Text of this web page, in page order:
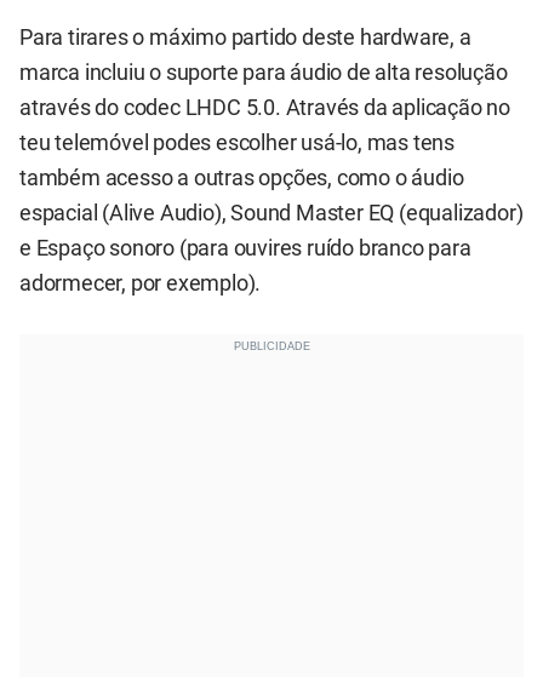
Para tirares o máximo partido deste hardware, a
marca incluiu o suporte para áudio de alta resolução
através do codec LHDC 5.0. Através da aplicação no
teu telemóvel podes escolher usá-lo, mas tens
também acesso a outras opções, como o áudio
espacial (Alive Audio), Sound Master EQ (equalizador)
e Espaço sonoro (para ouvires ruído branco para
adormecer, por exemplo).